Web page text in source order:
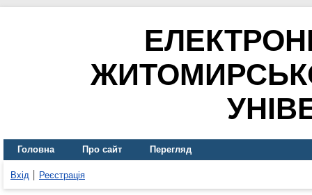
Головна Про сайт Перегляд
Вхід Реєстрація